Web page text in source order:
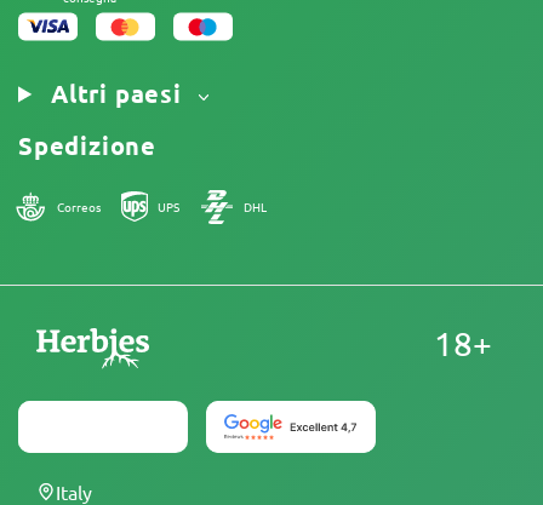
Altri paesi
Spedizione
Correos UPS DHL
18+
Italy